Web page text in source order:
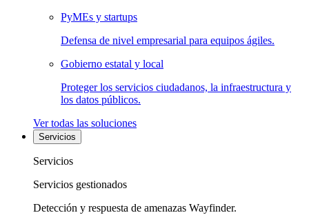
PyMEs y startups
Defensa de nivel empresarial para equipos ágiles.
Gobierno estatal y local
Proteger los servicios ciudadanos, la infraestructura y
los datos públicos.
Ver todas las soluciones
Servicios
Servicios
Servicios gestionados
Detección y respuesta de amenazas Wayfinder.